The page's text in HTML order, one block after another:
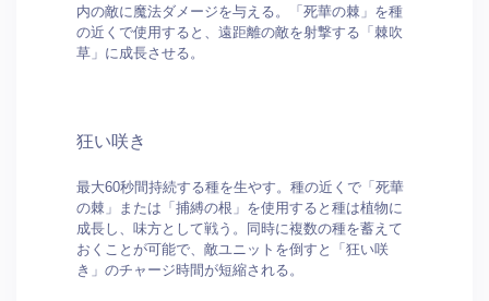
内の敵に魔法ダメージを与える。「死華の棘」を種
の近くで使用すると、遠距離の敵を射撃する「棘吹
草」に成長させる。
狂い咲き
最大60秒間持続する種を生やす。種の近くで「死華
の棘」または「捕縛の根」を使用すると種は植物に
成長し、味方として戦う。同時に複数の種を蓄えて
おくことが可能で、敵ユニットを倒すと「狂い咲
き」のチャージ時間が短縮される。